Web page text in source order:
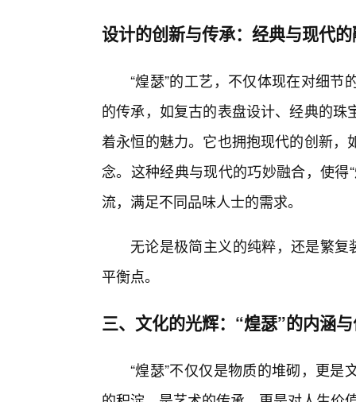
设计的创新与传承：经典与现代
“煌瑟”的工艺，不仅体现在对细
的传承，如复古的表盘设计、经典的
着永恒的魅力。它也拥抱现代的创新
念。这种经典与现代的巧妙融合，使
流，满足不同品味人士的需求。
无论是极简主义的纯粹，还是繁复
平衡点。
三、文化的光辉：“煌瑟”的内涵
“煌瑟”不仅仅是物质的堆砌，更